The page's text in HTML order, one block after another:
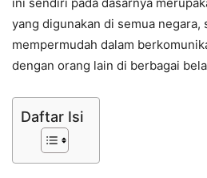
yang digunakan di semua negara,
mempermudah dalam
dengan orang lain di berbagai
Daftar Isi